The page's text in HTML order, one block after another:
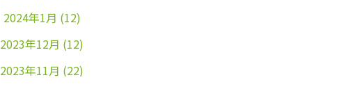
2024年1月 (12)
2023年12月 (12)
2023年11月 (22)